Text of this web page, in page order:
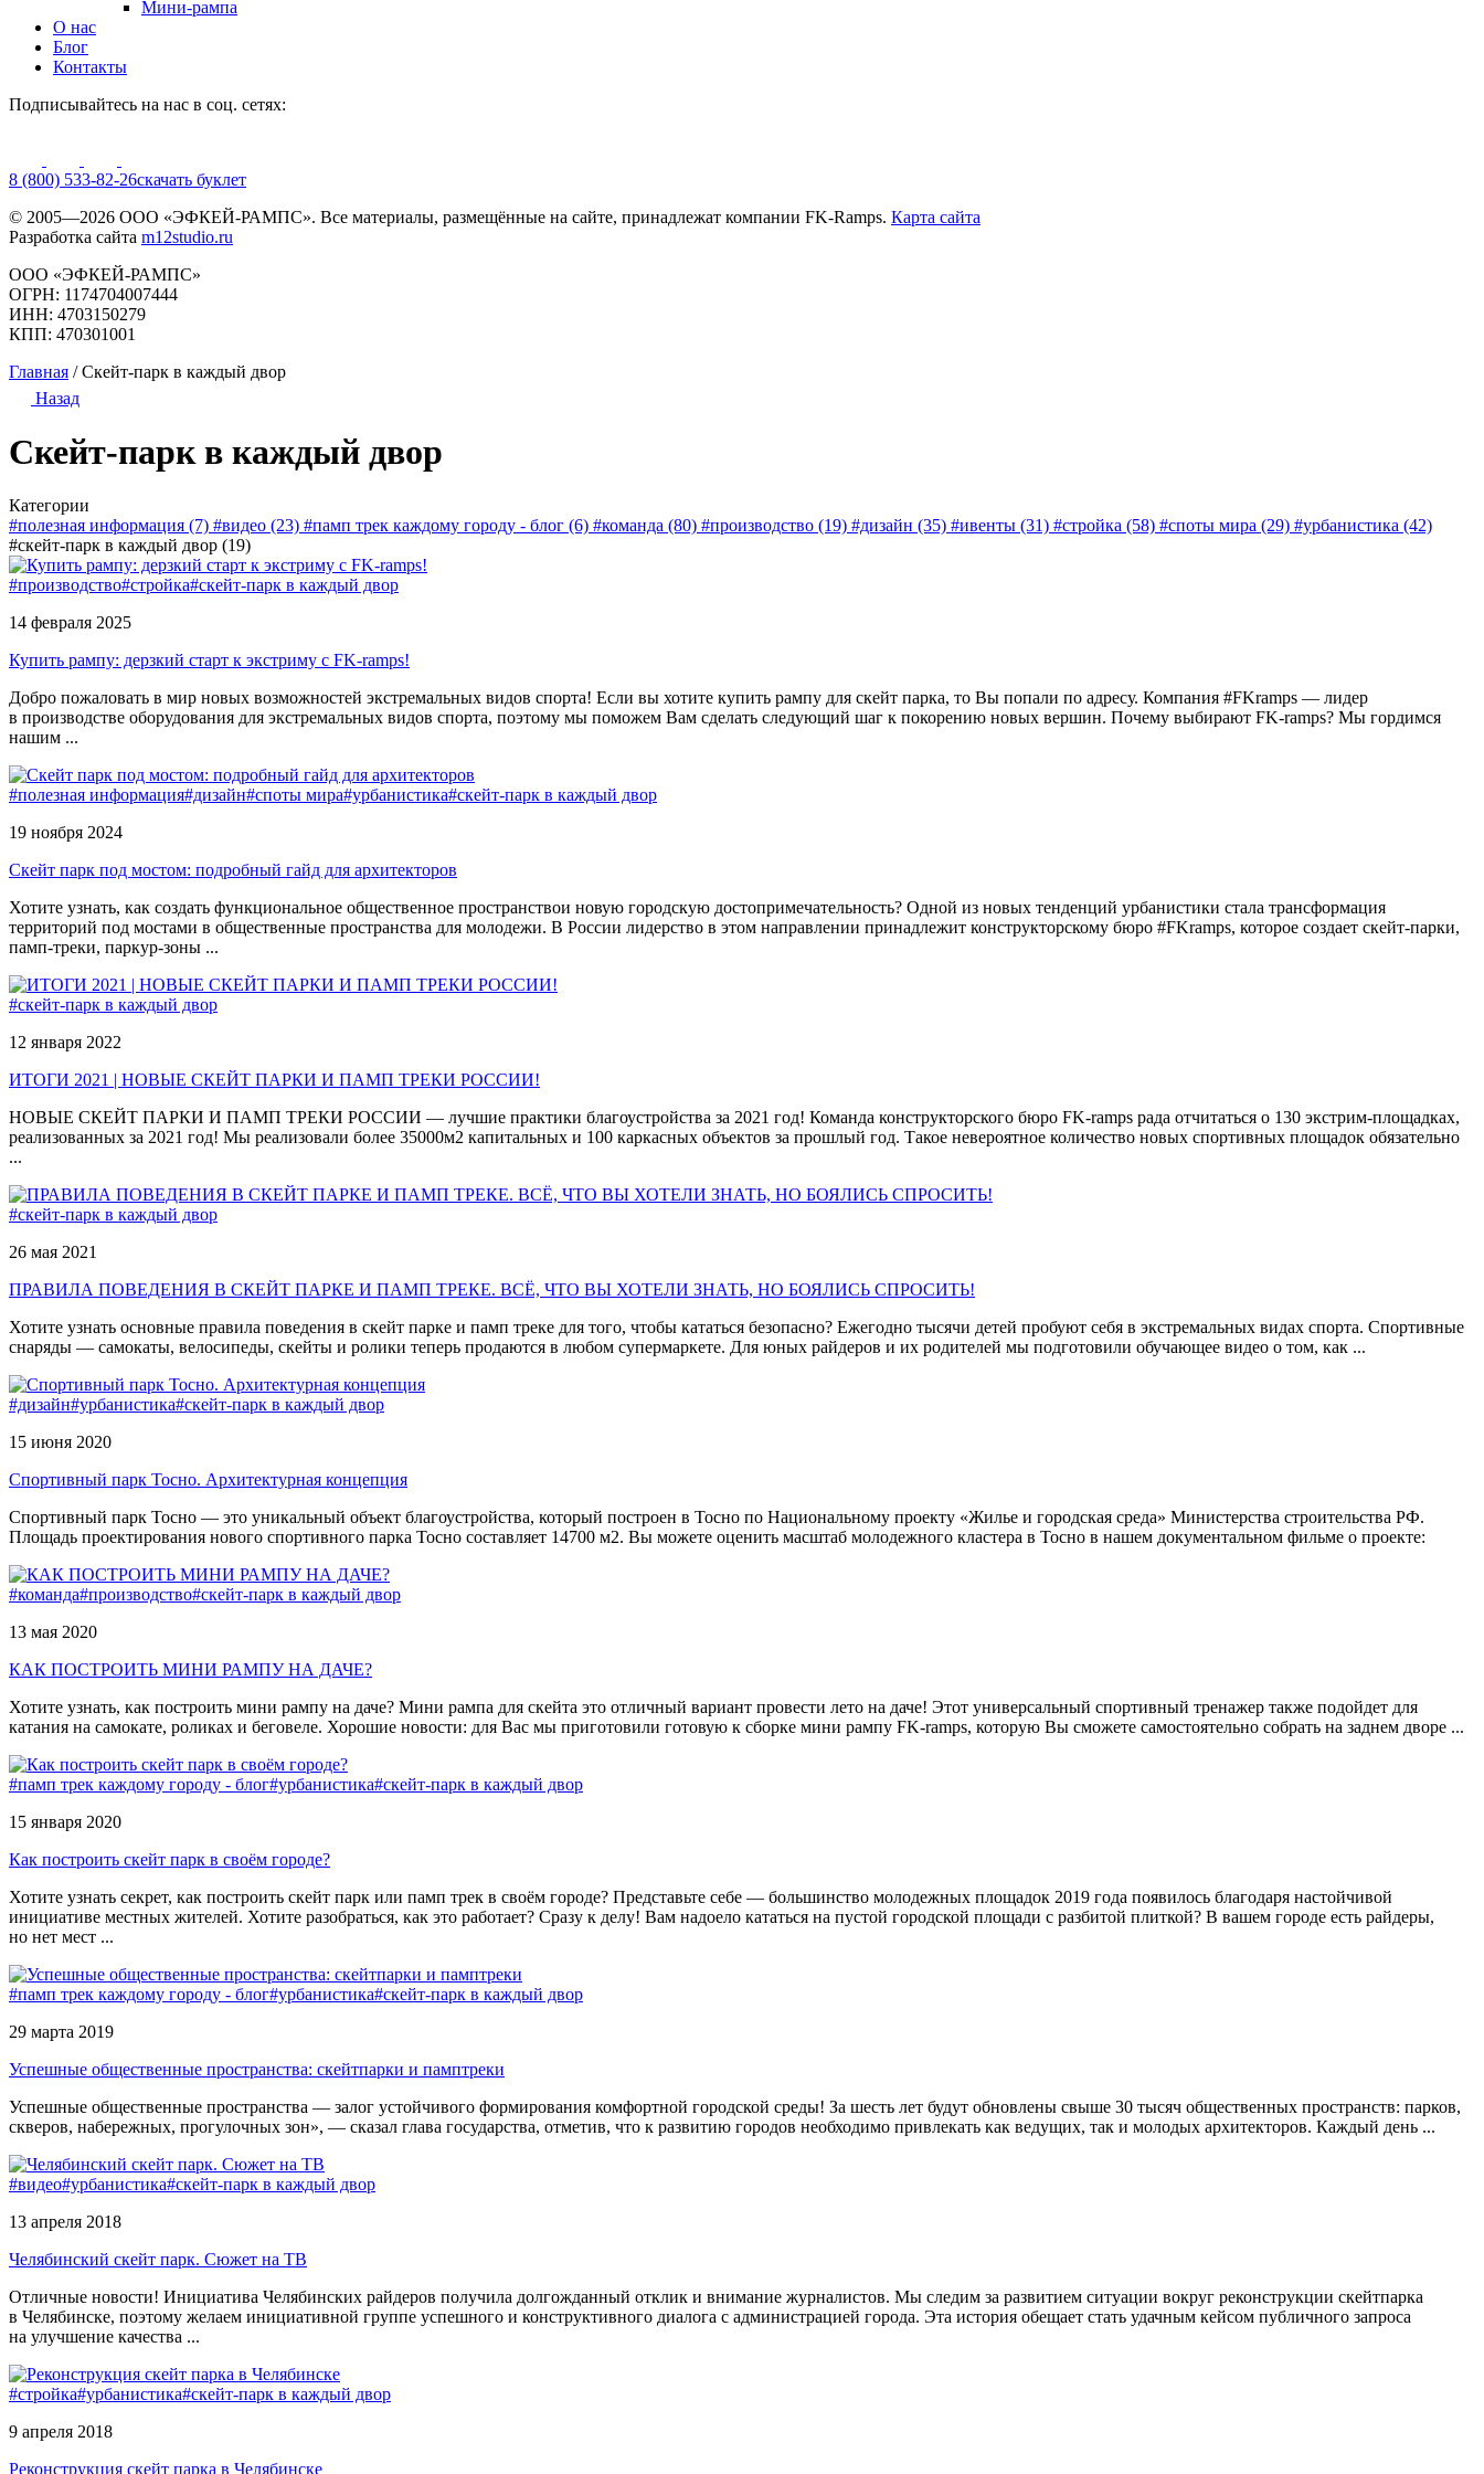
Мини-рампа
О нас
Блог
Контакты
Подписывайтесь на нас в соц. сетях:
8 (800) 533-82-26cкачать буклет
© 2005—2026 ООО «ЭФКЕЙ-РАМПС». Все материалы, размещённые на сайте, принадлежат компании FK-Ramps. Карта сайта
Разработка сайта m12studio.ru
ООО «ЭФКЕЙ-РАМПС»
ОГРН: 1174704007444
ИНН: 4703150279
КПП: 470301001
Главная /Скейт-парк в каждый двор
Назад
Скейт-парк в каждый двор
Категории
#полезная информация (7) #видео (23) #памп трек каждому городу - блог (6) #команда (80) #производство (19) #дизайн (35) #ивенты (31) #стройка (58) #споты мира (29) #урбанистика (42)
#скейт-парк в каждый двор (19)
#производство#стройка#скейт-парк в каждый двор
14 февраля 2025
Купить рампу: дерзкий старт к экстриму с FK-ramps!
Добро пожаловать в мир новых возможностей экстремальных видов спорта! Если вы хотите купить рампу для скейт парка, то Вы попали по адресу. Компания #FKramps — лидер
в производстве оборудования для экстремальных видов спорта, поэтому мы поможем Вам сделать следующий шаг к покорению новых вершин. Почему выбирают FK-ramps? Мы гордимся
нашим ...
#полезная информация#дизайн#споты мира#урбанистика#скейт-парк в каждый двор
19 ноября 2024
Скейт парк под мостом: подробный гайд для архитекторов
Хотите узнать, как создать функциональное общественное пространствои новую городскую достопримечательность? Одной из новых тенденций урбанистики стала трансформация
территорий под мостами в общественные пространства для молодежи. В России лидерство в этом направлении принадлежит конструкторскому бюро #FKramps, которое создает скейт-парки,
памп-треки, паркур-зоны ...
#скейт-парк в каждый двор
12 января 2022
ИТОГИ 2021 | НОВЫЕ СКЕЙТ ПАРКИ И ПАМП ТРЕКИ РОССИИ!
НОВЫЕ СКЕЙТ ПАРКИ И ПАМП ТРЕКИ РОССИИ — лучшие практики благоустройства за 2021 год! Команда конструкторского бюро FK-ramps рада отчитаться о 130 экстрим-площадках,
реализованных за 2021 год! Мы реализовали более 35000м2 капитальных и 100 каркасных объектов за прошлый год. Такое невероятное количество новых спортивных площадок обязательно
...
#скейт-парк в каждый двор
26 мая 2021
ПРАВИЛА ПОВЕДЕНИЯ В СКЕЙТ ПАРКЕ И ПАМП ТРЕКЕ. ВСЁ, ЧТО ВЫ ХОТЕЛИ ЗНАТЬ, НО БОЯЛИСЬ СПРОСИТЬ!
Хотите узнать основные правила поведения в скейт парке и памп треке для того, чтобы кататься безопасно? Ежегодно тысячи детей пробуют себя в экстремальных видах спорта. Спортивные
снаряды — самокаты, велосипеды, скейты и ролики теперь продаются в любом супермаркете. Для юных райдеров и их родителей мы подготовили обучающее видео о том, как ...
#дизайн#урбанистика#скейт-парк в каждый двор
15 июня 2020
Спортивный парк Тосно. Архитектурная концепция
Спортивный парк Тосно — это уникальный объект благоустройства, который построен в Тосно по Национальному проекту «Жилье и городская среда» Министерства строительства РФ.
Площадь проектирования нового спортивного парка Тосно составляет 14700 м2. Вы можете оценить масштаб молодежного кластера в Тосно в нашем документальном фильме о проекте:
#команда#производство#скейт-парк в каждый двор
13 мая 2020
КАК ПОСТРОИТЬ МИНИ РАМПУ НА ДАЧЕ?
Хотите узнать, как построить мини рампу на даче? Мини рампа для скейта это отличный вариант провести лето на даче! Этот универсальный спортивный тренажер также подойдет для
катания на самокате, роликах и беговеле. Хорошие новости: для Вас мы приготовили готовую к сборке мини рампу FK-ramps, которую Вы сможете самостоятельно собрать на заднем дворе ...
#памп трек каждому городу - блог#урбанистика#скейт-парк в каждый двор
15 января 2020
Как построить скейт парк в своём городе?
Хотите узнать секрет, как построить скейт парк или памп трек в своём городе? Представьте себе — большинство молодежных площадок 2019 года появилось благодаря настойчивой
инициативе местных жителей. Хотите разобраться, как это работает? Сразу к делу! Вам надоело кататься на пустой городской площади с разбитой плиткой? В вашем городе есть райдеры,
но нет мест ...
#памп трек каждому городу - блог#урбанистика#скейт-парк в каждый двор
29 марта 2019
Успешные общественные пространства: скейтпарки и памптреки
Успешные общественные пространства — залог устойчивого формирования комфортной городской среды! За шесть лет будут обновлены свыше 30 тысяч общественных пространств: парков,
скверов, набережных, прогулочных зон», — сказал глава государства, отметив, что к развитию городов необходимо привлекать как ведущих, так и молодых архитекторов. Каждый день ...
#видео#урбанистика#скейт-парк в каждый двор
13 апреля 2018
Челябинский скейт парк. Сюжет на ТВ
Отличные новости! Инициатива Челябинских райдеров получила долгожданный отклик и внимание журналистов. Мы следим за развитием ситуации вокруг реконструкции скейтпарка
в Челябинске, поэтому желаем инициативной группе успешного и конструктивного диалога с администрацией города. Эта история обещает стать удачным кейсом публичного запроса
на улучшение качества ...
#стройка#урбанистика#скейт-парк в каждый двор
9 апреля 2018
Реконструкция скейт парка в Челябинске